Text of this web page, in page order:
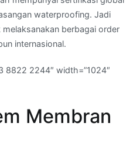
waterproofing. Jadi
berbagai order
internasional.
8822 2244″ width=”1024″
Membran